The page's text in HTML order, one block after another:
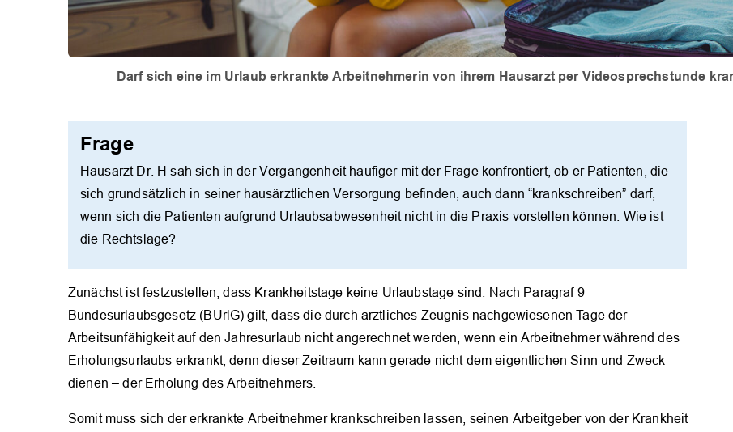
Darf sich eine im Urlaub erkrankte Arbeitnehmerin von ihrem Hausarzt per Videosprechstunde
Frage
Hausarzt Dr. H sah sich in der Vergangenheit häufiger mit der Frage konfrontiert, ob er Patienten, die
sich grundsätzlich in seiner hausärztlichen Versorgung befinden, auch dann “krankschreiben” darf,
wenn sich die Patienten aufgrund Urlaubsabwesenheit nicht in die Praxis vorstellen können. Wie ist
die Rechtslage?
Zunächst ist festzustellen, dass Krankheitstage keine Urlaubstage sind. Nach Paragraf 9
Bundesurlaubsgesetz (BUrlG) gilt, dass die durch ärztliches Zeugnis nachgewiesenen Tage der
Arbeitsunfähigkeit auf den Jahresurlaub nicht angerechnet werden, wenn ein Arbeitnehmer während des
Erholungsurlaubs erkrankt, denn dieser Zeitraum kann gerade nicht dem eigentlichen Sinn und Zweck
dienen – der Erholung des Arbeitnehmers.
Somit muss sich der erkrankte Arbeitnehmer krankschreiben lassen, seinen Arbeitgeber von der Krankheit